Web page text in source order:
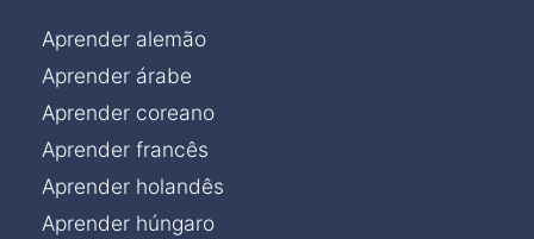
Aprender alemão
Aprender árabe
Aprender coreano
Aprender francês
Aprender holandês
Aprender húngaro